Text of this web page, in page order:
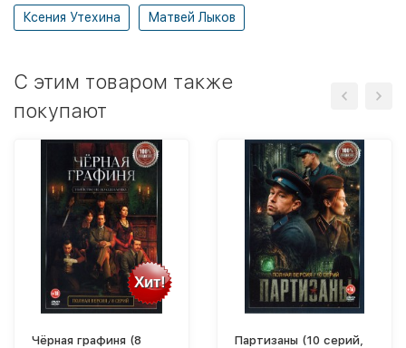
Ксения Утехина Матвей Лыков
C этим товаром также
покупают
Хит!
Чёрная графиня (8
Партизаны (10 серий,